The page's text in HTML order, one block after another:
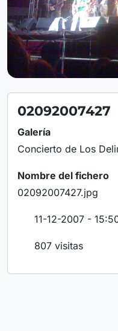
02092007427
Galería
Concierto de Los
Nombre del fichero
02092007427.jpg
11-12-2007 -
807 visitas